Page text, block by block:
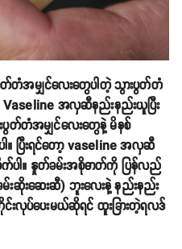
ပွတ်တံအမျှင်လေးတွေပါတဲ့ သွားပွတ်တံ
Vaseline အလှဆီနည်းနည်းယူပြီး
ားပွတ်တံအမျှင်လေးတွေနဲ့ မိနစ်
ပြီးရင်တော့ vaseline အလှဆီ
ပါ။ နှုတ်ခမ်းအစိုဓာတ်ကို ပြန်လည်
ဆိုးဆေးဆီ) ဘူးလေးနဲ့ နည်းနည်း
လုပ်ပေးမယ်ဆိုရင် ထူးခြားတဲ့ရလဒ်